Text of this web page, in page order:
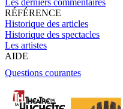
Les derniers commentaires
RÉFÉRENCE
Historique des articles
Historique des spectacles
Les artistes
AIDE
Questions courantes